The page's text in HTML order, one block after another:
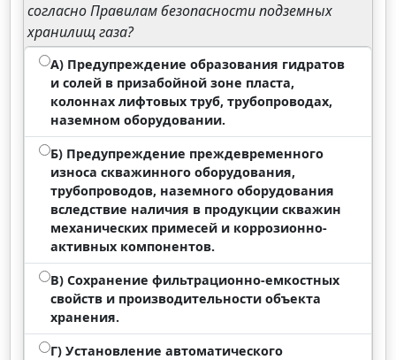
согласно Правилам безопасности подземных
хранилищ газа?
А) Предупреждение образования гидратов
и солей в призабойной зоне пласта,
колоннах лифтовых труб, трубопроводах,
наземном оборудовании.
Б) Предупреждение преждевременного
износа скважинного оборудования,
трубопроводов, наземного оборудования
вследствие наличия в продукции скважин
механических примесей и коррозионно-
активных компонентов.
В) Сохранение фильтрационно-емкостных
свойств и производительности объекта
хранения.
Г) Установление автоматического